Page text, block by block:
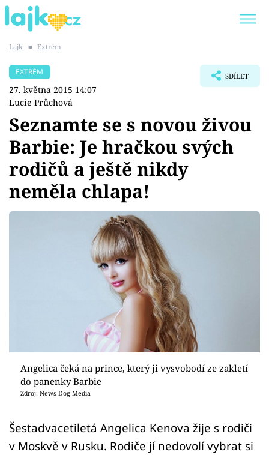
SHOPAHOLICADEL
Témata
Showbyznys
Youtubeři
Sledujte prima+
Přihlášení
Lajk ■ Extrém
EXTRÉM
27. května 2015 14:07
Lucie Průchová
SDÍLET
Seznamte se s novou živou
Barbie: Je hračkou svých
rodičů a ještě nikdy
neměla chlapa!
Angelica čeká na prince, který ji vysvobodí ze zakletí
do panenky Barbie
Zdroj: News Dog Media
Šestadvacetiletá Angelica Kenova žije s rodiči
v Moskvě v Rusku. Rodiče jí nedovolí vybrat si